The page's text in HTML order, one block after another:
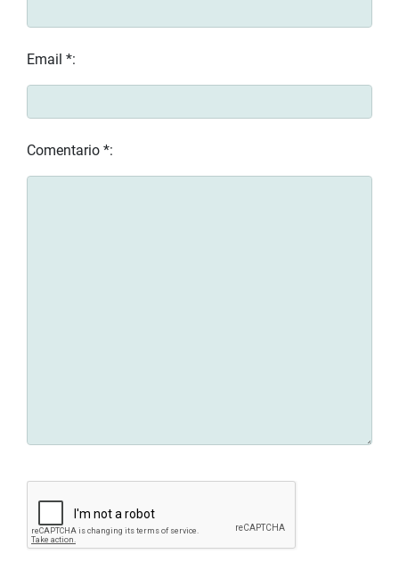
Email *:
Comentario *: